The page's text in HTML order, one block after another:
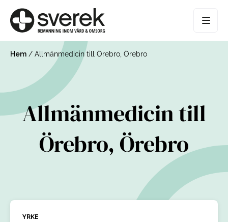
Hem / Allmänmedicin till Örebro, Örebro
Allmänmedicin till
Örebro, Örebro
YRKE